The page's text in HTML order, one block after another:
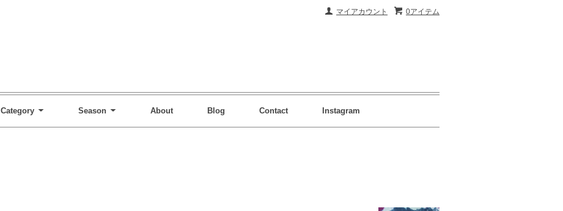
0アイテム
マイアカウント
Category Season About Blog Contact Instagram